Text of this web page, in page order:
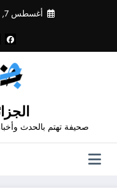
أغسطس 7, 2026
صحيفة تهتم بالحدث